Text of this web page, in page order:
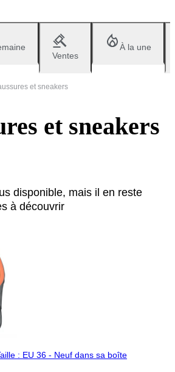
Ventes
À la une
et sneakers
et sneakers
disponible, mais il en reste
à découvrir
: EU 36 - Neuf dans sa boîte